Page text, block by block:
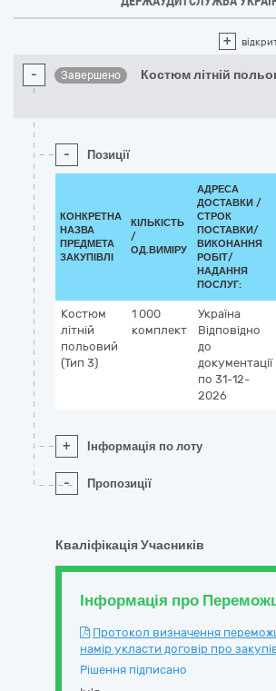
+
- Завершено Костюм літній
- Позиції
КОНКРЕТНА
НАЗВА
ПРЕДМЕТА
ЗАКУПІВЛІ
КІЛЬКІСТЬ
/
ОД.ВИМІРУ
АДРЕСА
ДОСТАВКИ /
СТРОК
ПОСТАВКИ/
ВИКОНАННЯ
РОБІТ/
НАДАННЯ
ПОСЛУГ:
Костюм
літній
польовий
(Тип 3)
1 000
комплект
Україна
Відповідно
до
документації
по 31-12-
2026
+ Інформація по лоту
- Пропозиції
Кваліфікація Учасників
Інформація про
Протокол визначення
намір укласти договір про
Рішення підписано